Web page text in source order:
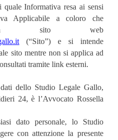
quale Informativa resa ai sensi
Applicabile a coloro che
con sito web
(“Sito”) e si intende
sito mentre non si applica ad
tramite link esterni.
dello Studio Legale Gallo,
24, è l’Avvocato Rossella
dato personale, lo Studio
con attenzione la presente